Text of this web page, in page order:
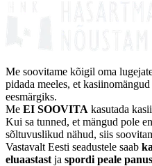
Me soovitame kõigil oma
pidada meeles, et
eesmärgiks.
Me EI SOOVITA kasutada
Kui sa tunned, et mängud pole
sõltuvuslikud nähud, siis
Vastavalt Eesti seadustele saab
eluaastast ja spordi peale